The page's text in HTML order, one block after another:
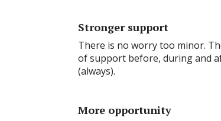
Stronger support
There is no worry too minor.
of support before, during and
(always).
More opportunity